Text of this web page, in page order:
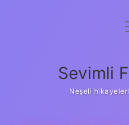
Sevimli
Neşeli